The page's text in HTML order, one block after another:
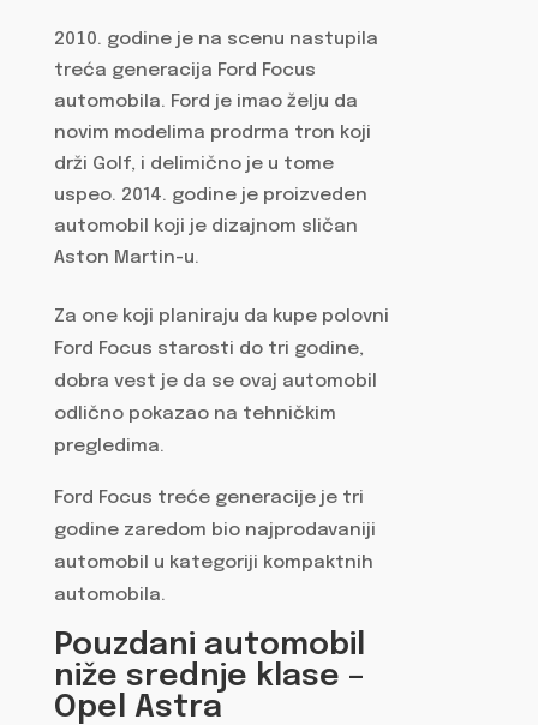
godine je na scenu nastupila
treća generacija Ford Focus
automobila. Ford je imao želju da
novim modelima prodrma tron koji
drži Golf, i delimično je u tome
uspeo. 2014. godine je proizveden
automobil koji je dizajnom sličan
Aston Martin-u.
Za one koji planiraju da kupe polovni
Ford Focus starosti do tri godine,
dobra vest je da se ovaj automobil
odlično pokazao na tehničkim
pregledima.
Ford Focus treće generacije je tri
godine zaredom bio najprodavaniji
automobil u kategoriji kompaktnih
automobila.
Pouzdani automobil
niže srednje klase –
Opel Astra